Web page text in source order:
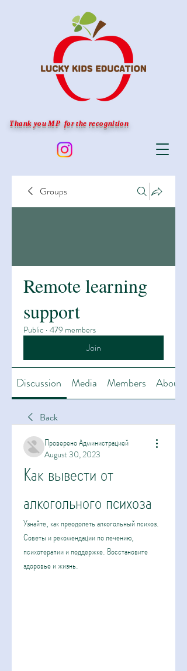
Thank you MP for the recognition
Groups
Remote learning
support
Public · 479 members
Join
Discussion Media Members About
Back
Проверено Администрацией
August 30, 2023
Как вывести от
алкогольного психоза
Узнайте, как преодолеть алкогольный психоз.
Советы и рекомендации по лечению,
психотерапии и поддержке. Восстановите
здоровье и жизнь.